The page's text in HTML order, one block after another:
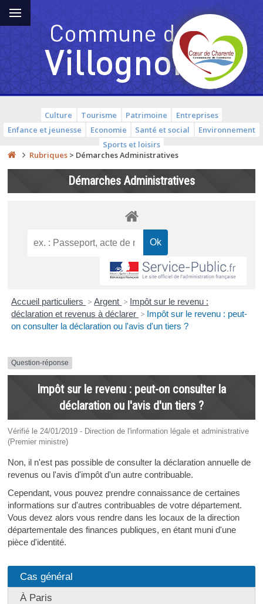
Culture Tourisme Patrimoine
Entreprises
Enfance et jeunesse
Economie Santé et social
Environnement
Sports et loisirs
Rubriques > Démarches Administratives
Démarches Administratives
Accueil particuliers > Argent > Impôt sur le revenu :
déclaration et revenus à déclarer > Impôt sur le revenu : peut-
on consulter la déclaration ou l'avis d'un tiers ?
Question-réponse
Impôt sur le revenu : peut-on consulter la
déclaration ou l'avis d'un tiers ?
Vérifié le 24/01/2019 - Direction de l'information légale et administrative
(Premier ministre)
Non, il n'est pas possible de consulter la déclaration annuelle de
revenus ou l'avis d'impôt d'un autre contribuable.
Cependant, vous pouvez prendre connaissance de certaines
informations sur d'autres contribuables de votre département.
Vous devez alors vous rendre dans les locaux de la direction
départementale des finances publiques, en étant muni d'une
pièce d'identité.
Cas général
À Paris